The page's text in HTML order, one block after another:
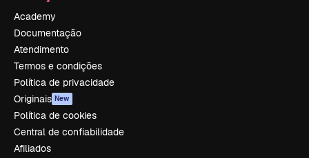
Academy
Documentação
Atendimento
Termos e condições
Política de privacidade
Originais New
Política de cookies
Central de confiabilidade
Afiliados